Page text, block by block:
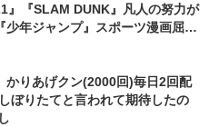
』『SLAM DUNK』凡人の努力が
少年ジャンプ』スポーツ漫画屈指
かりあげクン(2000回)毎日2回配
ぼりたてと言われて期待したの